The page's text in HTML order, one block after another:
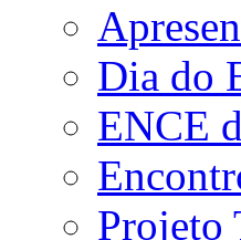
Dia do
ENCE
Projeto